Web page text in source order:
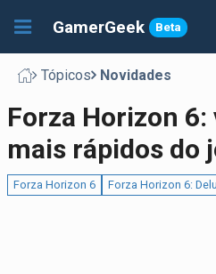
GamerGeek Beta
Tópicos Novidades
Forza Horizon
mais rápidos do
Forza Horizon 6 Forza Horizon 6: